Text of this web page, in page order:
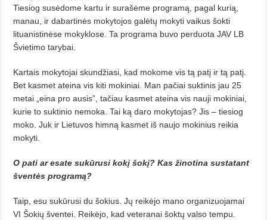
Tiesiog susėdome kartu ir surašėme programą, pagal kurią,
manau, ir dabartinės mokytojos galėtų mokyti vaikus šokti
lituanistinėse mokyklose. Ta programa buvo perduota JAV LB
Švietimo tarybai.
Kartais mokytojai skundžiasi, kad mokome vis tą patį ir tą patį.
Bet kasmet ateina vis kiti mokiniai. Man pačiai suktinis jau 25
metai „eina pro ausis”, tačiau kasmet ateina vis nauji mokiniai,
kurie to suktinio nemoka. Tai ką daro mokytojas? Jis – tiesiog
moko. Juk ir Lietuvos himną kasmet iš naujo mokinius reikia
mokyti.
O pati ar esate sukūrusi kokį šokį? Kas žinotina sustatant
šventės programą?
Taip, esu sukūrusi du šokius. Jų reikėjo mano organizuojamai
VI Šokių šventei. Reikėjo, kad veteranai šoktų valso tempu.